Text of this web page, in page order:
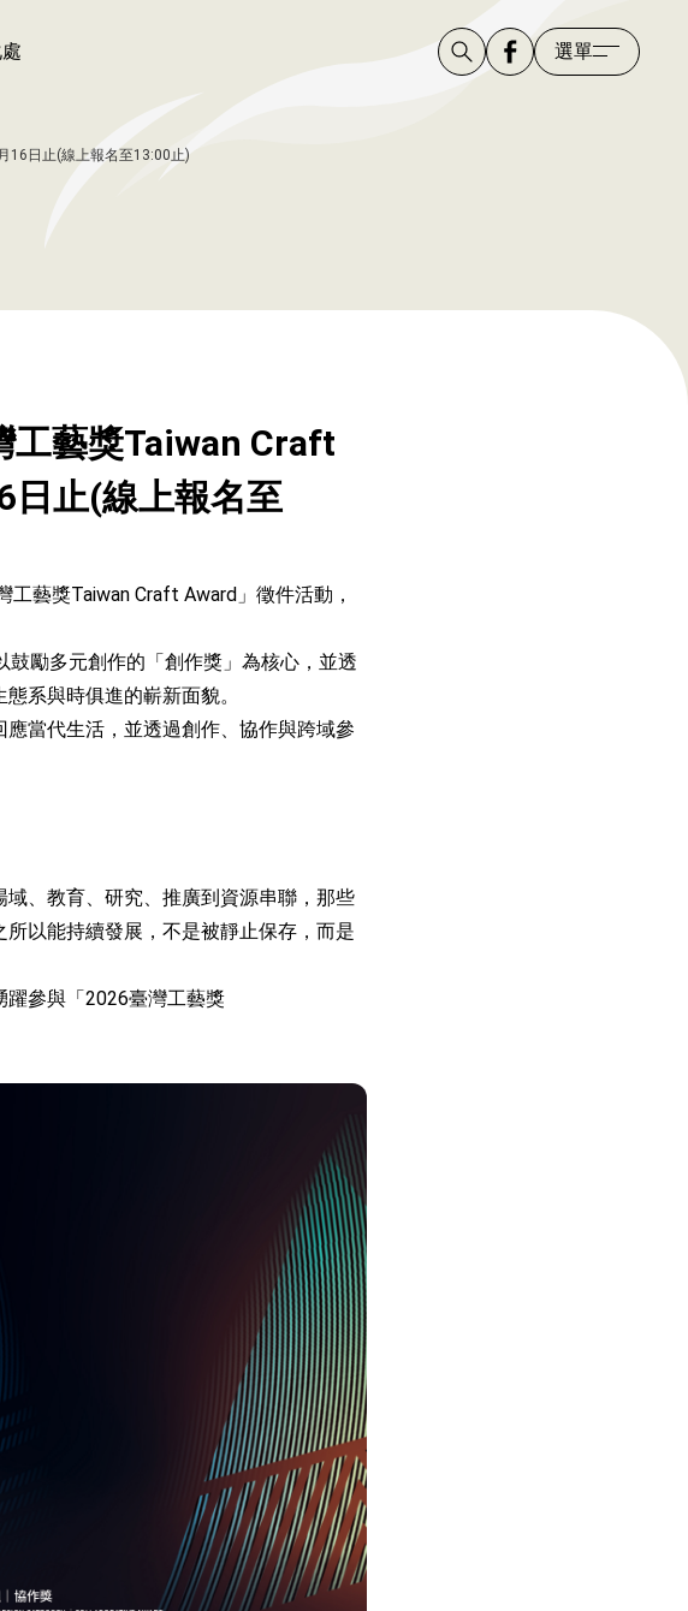
選單
16日止(線上報名至13:00止)
工藝獎Taiwan Craft
日止(線上報名至
藝獎Taiwan Craft Award」徵件活動，
勵多元創作的「創作獎」為核心，並透
系與時俱進的嶄新面貌。
當代生活，並透過創作、協作與跨域參
、教育、研究、推廣到資源串聯，那些
以能持續發展，不是被靜止保存，而是
躍參與「2026臺灣工藝獎